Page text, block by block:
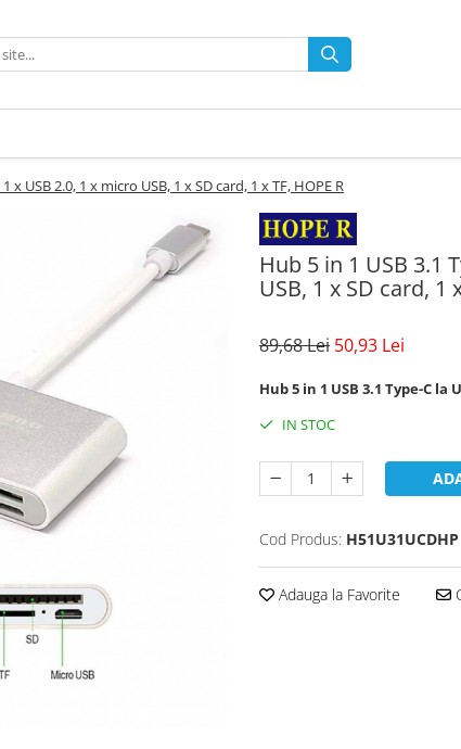
x USB 2.0, 1 x micro USB, 1 x SD card, 1 x TF, HOPE R
Hub 5 in 1 USB 3.1
USB, 1 x SD card, 1
89,68 Lei 50,93 Lei
Hub 5 in 1 USB 3.1 Type-C la
IN STOC
Cod Produs: H51U31UCDHP
Adauga la Favorite